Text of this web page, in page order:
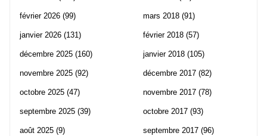
février 2026 (99)
janvier 2026 (131)
décembre 2025 (160)
novembre 2025 (92)
octobre 2025 (47)
septembre 2025 (39)
août 2025 (9)
mars 2018 (91)
février 2018 (57)
janvier 2018 (105)
décembre 2017 (82)
novembre 2017 (78)
octobre 2017 (93)
septembre 2017 (96)